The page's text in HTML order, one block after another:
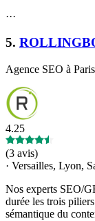
···
5.
Agence SEO à
4.25
(3 avis)
· Versailles, Lyon,
Nos experts SEO/
durée les trois
sémantique du